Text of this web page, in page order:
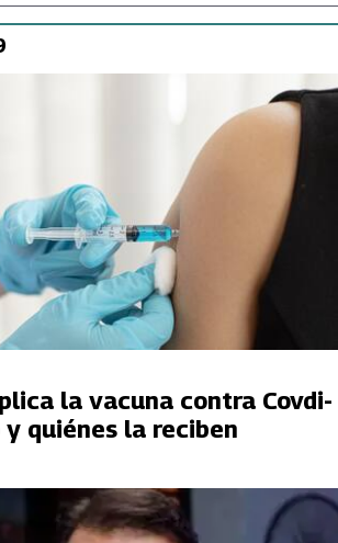
la vacuna contra Covdi-
quiénes la reciben